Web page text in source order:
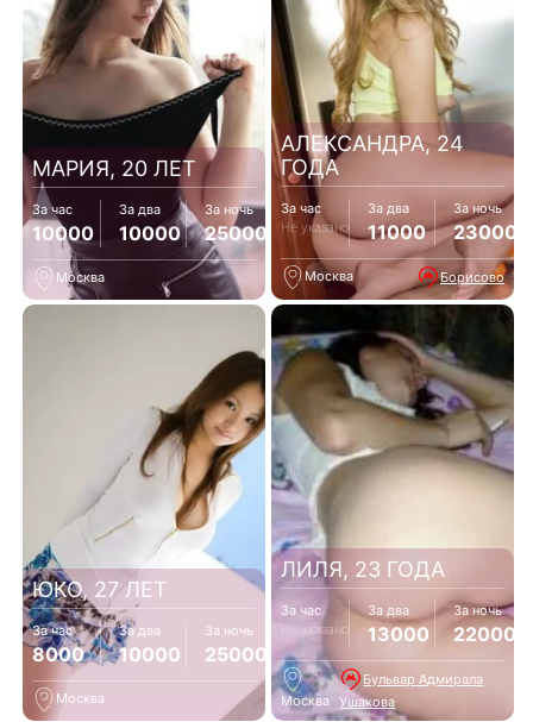
МАРИЯ, 20 ЛЕТ
За час
10000
За два
10000
За ночь
25000
Москва
АЛЕКСАНДРА, 24
ГОДА
За час
Не указано
За два
11000
За ночь
23000
Москва Борисово
ЮКО, 27 ЛЕТ
За час
8000
За два
10000
За ночь
25000
Москва
ЛИЛЯ, 23 ГОДА
За час
Не указано
За два
13000
За ночь
22000
Москва
Бульвар Адмирала
Ушакова